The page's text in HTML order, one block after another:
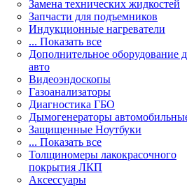
Замена технических жидкостей
Запчасти для подъемников
Индукционные нагреватели
... Показать все
Дополнительное оборудование
авто
Видеоэндоскопы
Газоанализаторы
Диагностика ГБО
Дымогенераторы
Защищенные Ноутбуки
... Показать все
Толщиномеры лакокрасочного
покрытия ЛКП
Аксессуары